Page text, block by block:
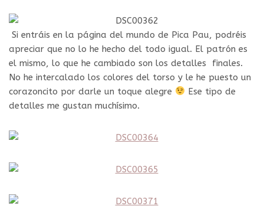
Si entráis en la página del mundo de Pica Pau, podréis
apreciar que no lo he hecho del todo igual. El patrón es
el mismo, lo que he cambiado son los detalles finales.
No he intercalado los colores del torso y le he puesto un
corazoncito por darle un toque alegre
Ese tipo de
detalles me gustan muchísimo.